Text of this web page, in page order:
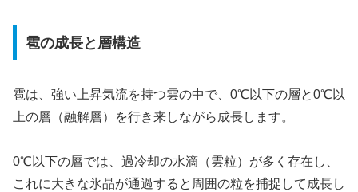
雹の成長と層構造
雹は、強い上昇気流を持つ雲の中で、0℃以下の層と0℃以
上の層（融解層）を行き来しながら成長します。
0℃以下の層では、過冷却の水滴（雲粒）が多く存在し、
これに大きな氷晶が通過すると周囲の粒を捕捉して成長し